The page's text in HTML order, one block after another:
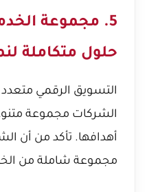
5. مجموعة
حلول متكاملة
التسويق الرقمي
الشركات مجموعة
أهدافها. تأكد من أن
مجموعة شاملة من